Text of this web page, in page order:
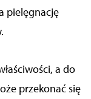
pielęgnację
a do
przekonać się